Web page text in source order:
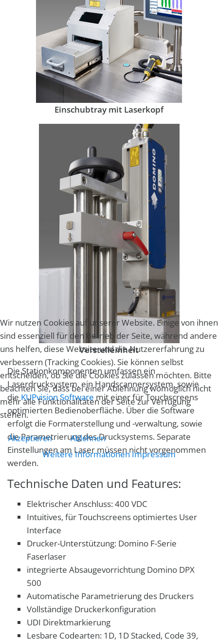
Einschubtray mit Laserkopf
Verstelleinheit
Die Stationkomponenten umfassen ein
Laserdrucksystem, ein Handscannersystem, sowie
die KUPvision Software mit einer für Touchscreens
optimierten Bedienoberfläche. Über die Software
erfolgt die Formaterstellung und -verwaltung, sowie
die Parametrierung des Drucksystems. Separate
Einstellungen am Laser müssen nicht vorgenommen
werden.
Technische Daten und Features:
Elektrischer Anschluss: 400 VDC
Intuitives, für Touchscreens optimiertes User
Interface
Drucker-Unterstützung: Domino F-Serie
Faserlaser
integrierte Absaugevorrichtung Domino DPX
500
Automatische Parametrierung des Druckers
Vollständige Druckerkonfiguration
UDI Direktmarkierung
Lesbare Codearten: 1D, 1D Stacked, Code 39,
Wir nutzen Cookies auf unserer Website. Einige von ihnen
sind essenziell für den Betrieb der Seite, während andere
uns helfen, diese Website und die Nutzererfahrung zu
verbessern (Tracking Cookies). Sie können selbst
entscheiden, ob Sie die Cookies zulassen möchten. Bitte
beachten Sie, dass bei einer Ablehnung womöglich nicht
mehr alle Funktionalitäten der Seite zur Verfügung
stehen.
Akzeptieren Ablehnen
Weitere Informationen Impressum